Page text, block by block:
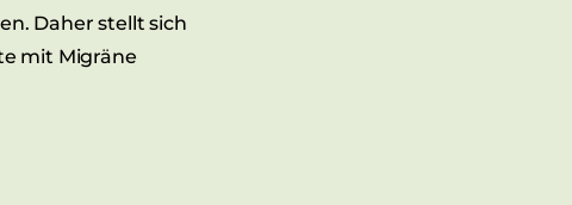
Daher stellt sich
mit Migräne